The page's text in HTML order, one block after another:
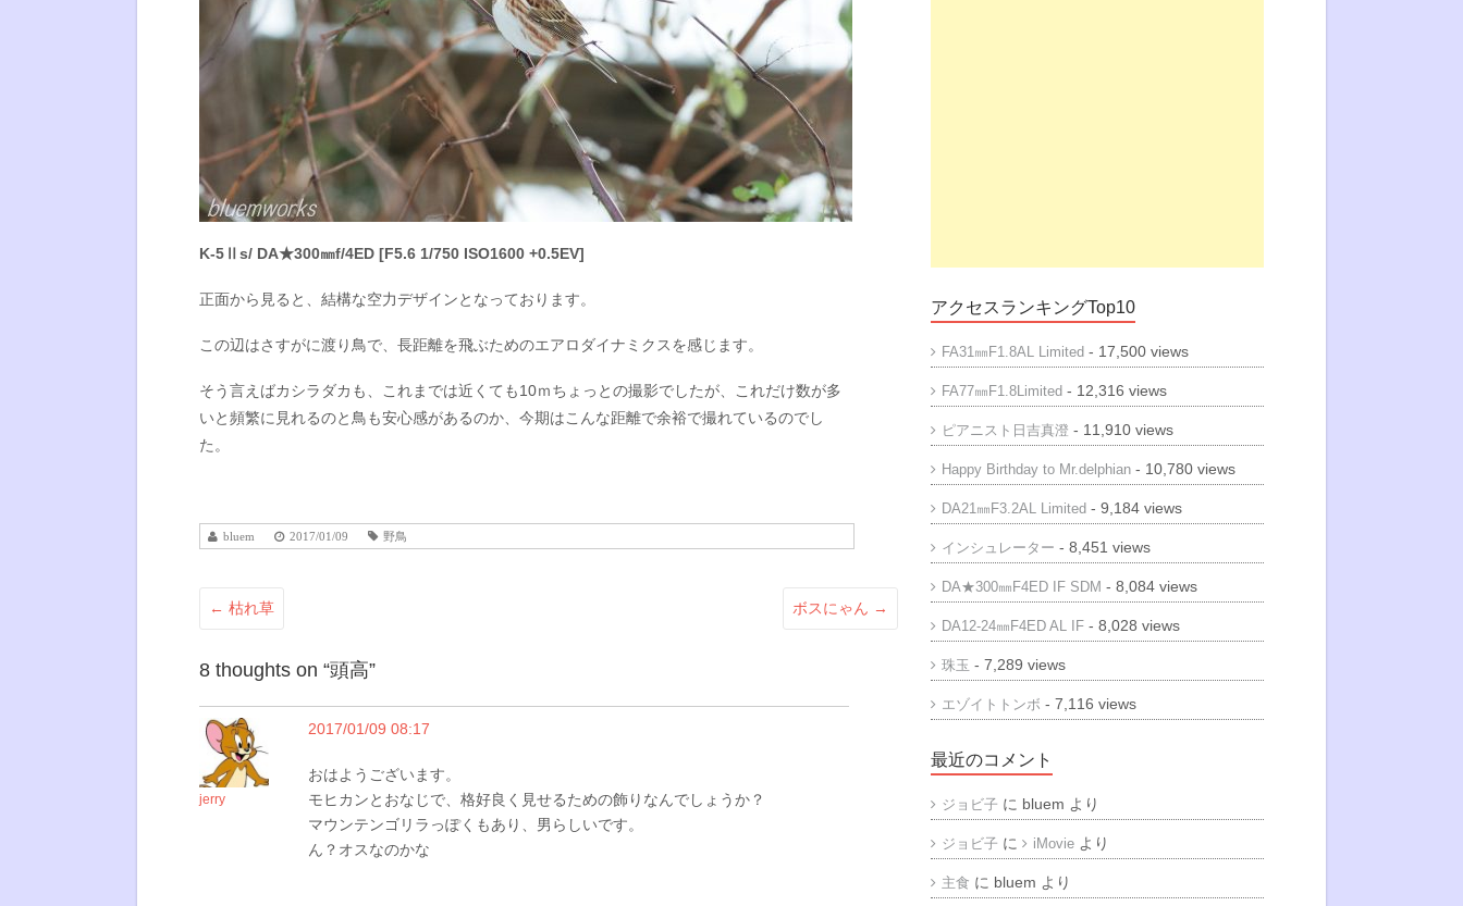
K-5Ⅱs/ DA★300㎜f/4ED [F5.6 1/750 ISO1600 +0.5EV]
正面から見ると、結構な空力デザインとなっております。
この辺はさすがに渡り鳥で、長距離を飛ぶためのエアロダイナミクスを感じます。
そう言えばカシラダカも、これまでは近くても10ｍちょっとの撮影でしたが、これだけ数が多
いと頻繁に見れるのと鳥も安心感があるのか、今期はこんな距離で余裕で撮れているのでし
た。
bluem 2017/01/09 野鳥
← 枯れ草 ボスにゃん →
8 thoughts on “頭高”
jerry
2017/01/09 08:17
おはようございます。
モヒカンとおなじで、格好良く見せるための飾りなんでしょうか？
マウンテンゴリラっぽくもあり、男らしいです。
ん？オスなのかな
アクセスランキングTop10
FA31㎜F1.8AL Limited - 17,500 views
FA77㎜F1.8Limited - 12,316 views
ピアニスト日吉真澄 - 11,910 views
Happy Birthday to Mr.delphian - 10,780 views
DA21㎜F3.2AL Limited - 9,184 views
インシュレーター - 8,451 views
DA★300㎜F4ED IF SDM - 8,084 views
DA12-24㎜F4ED AL IF - 8,028 views
珠玉 - 7,289 views
エゾイトトンボ - 7,116 views
最近のコメント
ジョビ子 に bluem より
ジョビ子 に iMovie より
主食 に bluem より